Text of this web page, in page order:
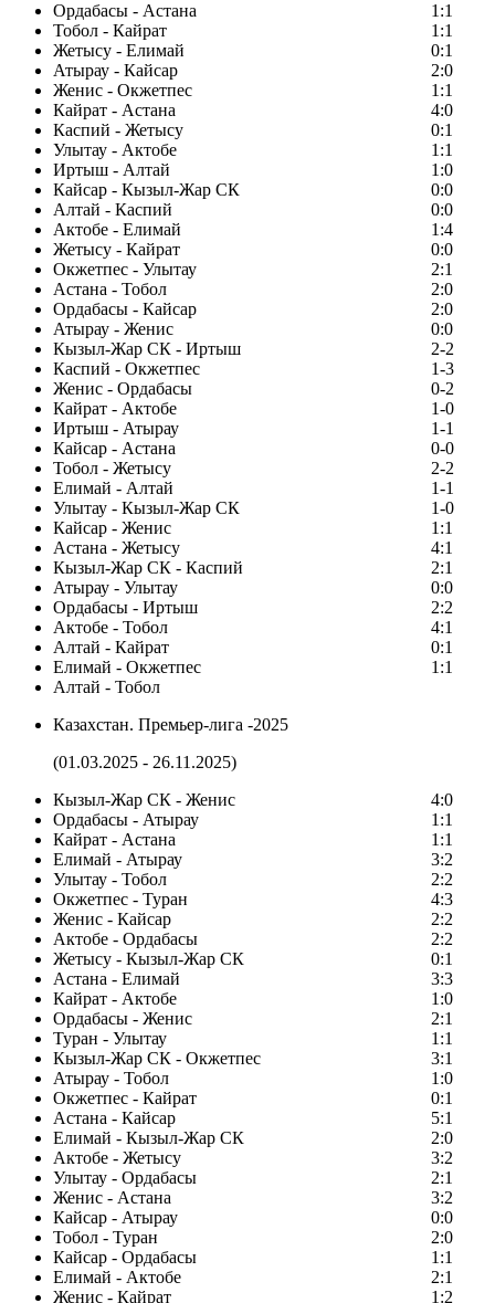
Ордабасы - Астана
1:1
Тобол - Кайрат
1:1
Жетысу - Елимай
0:1
Атырау - Кайсар
2:0
Женис - Окжетпес
1:1
Кайрат - Астана
4:0
Каспий - Жетысу
0:1
Улытау - Актобе
1:1
Иртыш - Алтай
1:0
Кайсар - Кызыл-Жар СК
0:0
Алтай - Каспий
0:0
Актобе - Елимай
1:4
Жетысу - Кайрат
0:0
Окжетпес - Улытау
2:1
Астана - Тобол
2:0
Ордабасы - Кайсар
2:0
Атырау - Женис
0:0
Кызыл-Жар СК - Иртыш
2-2
Каспий - Окжетпес
1-3
Женис - Ордабасы
0-2
Кайрат - Актобе
1-0
Иртыш - Атырау
1-1
Кайсар - Астана
0-0
Тобол - Жетысу
2-2
Елимай - Алтай
1-1
Улытау - Кызыл-Жар СК
1-0
Кайсар - Женис
1:1
Астана - Жетысу
4:1
Кызыл-Жар СК - Каспий
2:1
Атырау - Улытау
0:0
Ордабасы - Иртыш
2:2
Актобе - Тобол
4:1
Алтай - Кайрат
0:1
Елимай - Окжетпес
1:1
Алтай - Тобол
Казахстан. Премьер-лига -2025
(01.03.2025 - 26.11.2025)
Кызыл-Жар СК - Женис
4:0
Ордабасы - Атырау
1:1
Кайрат - Астана
1:1
Елимай - Атырау
3:2
Улытау - Тобол
2:2
Окжетпес - Туран
4:3
Женис - Кайсар
2:2
Актобе - Ордабасы
2:2
Жетысу - Кызыл-Жар СК
0:1
Астана - Елимай
3:3
Кайрат - Актобе
1:0
Ордабасы - Женис
2:1
Туран - Улытау
1:1
Кызыл-Жар СК - Окжетпес
3:1
Атырау - Тобол
1:0
Окжетпес - Кайрат
0:1
Астана - Кайсар
5:1
Елимай - Кызыл-Жар СК
2:0
Актобе - Жетысу
3:2
Улытау - Ордабасы
2:1
Женис - Астана
3:2
Кайсар - Атырау
0:0
Тобол - Туран
2:0
Кайсар - Ордабасы
1:1
Елимай - Актобе
2:1
Женис - Кайрат
1:2